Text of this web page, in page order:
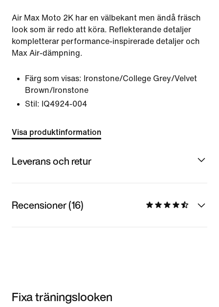
Air Max Moto 2K har en välbekant men ändå fräsch
look som är redo att köra. Reflekterande detaljer
kompletterar performance-inspirerade detaljer och
Max Air-dämpning.
Färg som visas: Ironstone/College Grey/Velvet
Brown/Ironstone
Stil: IQ4924-004
Visa produktinformation
Leverans och retur
Recensioner (16)
Fixa träningslooken